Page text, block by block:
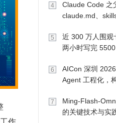
4
Claude Code 之
claude.md、
5
近 300 万人围观
两小时写完 5500
6
AICon 深圳
Agent 工程化，
7
Ming-Flash-
的关键技术与实